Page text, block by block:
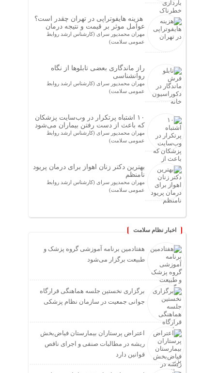
هزینه هایفوتراپی در تهران چقدر است؟
عوامل موثر بر قیمت و نتیجه درمان
مهران محمدپور سرای (کارشناس ارشد روابط
عمومی سلامت)
راز ماندگاری بعضی تابلوها از نگاه
روانشناسی
مهران محمدپور سرای (کارشناس ارشد روابط
عمومی سلامت)
۱۰ اشتباه پرتکرار در وب‌سایت پزشکان
که باعث از دست رفتن بیماران می‌شود
مهران محمدپور سرای (کارشناس ارشد روابط
عمومی سلامت)
بهترین دکتر زنان اهواز برای درمان پریود
نامنظم
مهران محمدپور سرای (کارشناس ارشد روابط
عمومی سلامت)
اخبار نظام سلامت
هفتادمین برنامه آموزشی گروه پزشک و
طبیعت برگزار می‌شود
برگزاری نخستین جلسه هماهنگی قرارگاه
جوانی جمعیت در سازمان نظام پزشکی
اعتراض پرستاران بیمارستان فیاض‌بخش
ریشه در مطالبات صنفی و اجرای ناقص
قوانین دارد